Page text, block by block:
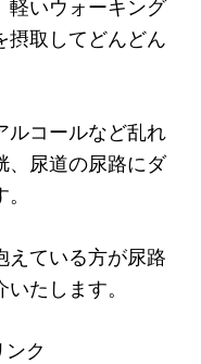
軽いウォーキング
摂取してどんどん
ルコールなど乱れ
、尿道の尿路にダ
えている方が尿路
たします。
ンク